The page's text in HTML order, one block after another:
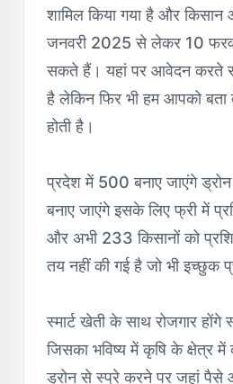
शामिल किया गया है और
जनवरी 2025 से लेकर 10
सकते हैं। यहां पर आवेदन करते
है लेकिन फिर भी हम आपको बता
होती है।
प्रदेश में 500 बनाए जाएंगे
बनाए जाएंगे इसके लिए फ्री में
और अभी 233 किसानों को
तय नहीं की गई है जो भी इच्छुक
स्मार्ट खेती के साथ रोजगार
जिसका भविष्य में कृषि के क्षेत्र
ड्रोन से स्प्रे करने पर जहां पैसे